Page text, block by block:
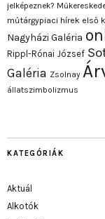
jelképeznek?
műtárgypiaci hírek első
Nagyházi Galéria
Rippl-Rónai József
Galéria Zsolnay
állatszimbolizmus
KATEGÓRIÁK
Aktuál
Alkotók